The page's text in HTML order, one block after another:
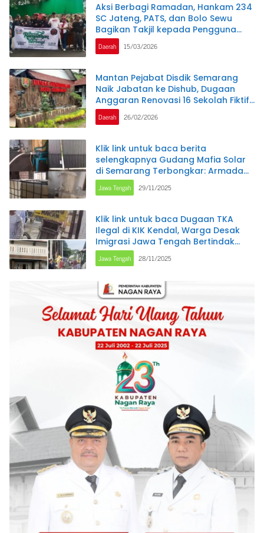
Aksi Berbagi Ramadan, Hankam 234
SC Jateng, PATS, dan Bolo Sewu
Bagikan Takjil kepada Pengguna
Jalan di Semarang
Daerah 15/03/2026
Mantan Pejabat Disdik Semarang
Naik Jabatan ke Dishub, Dugaan
Anggaran Renovasi 16 Sekolah Fiktif
Belum Tuntas
Daerah 26/02/2026
Klik link untuk baca berita
selengkapnya Gudang Mafia Solar
di Semarang Terbongkar: Armada
Mobil Khusus, Penjaga Kabur, dan
Puluhan Tandon BBM Bersubsidi
Jawa Tengah 29/11/2025
Klik link untuk baca Dugaan TKA
Ilegal di KIK Kendal, Warga Desak
Imigrasi Jawa Tengah Bertindak
Tegas
Jawa Tengah 28/11/2025